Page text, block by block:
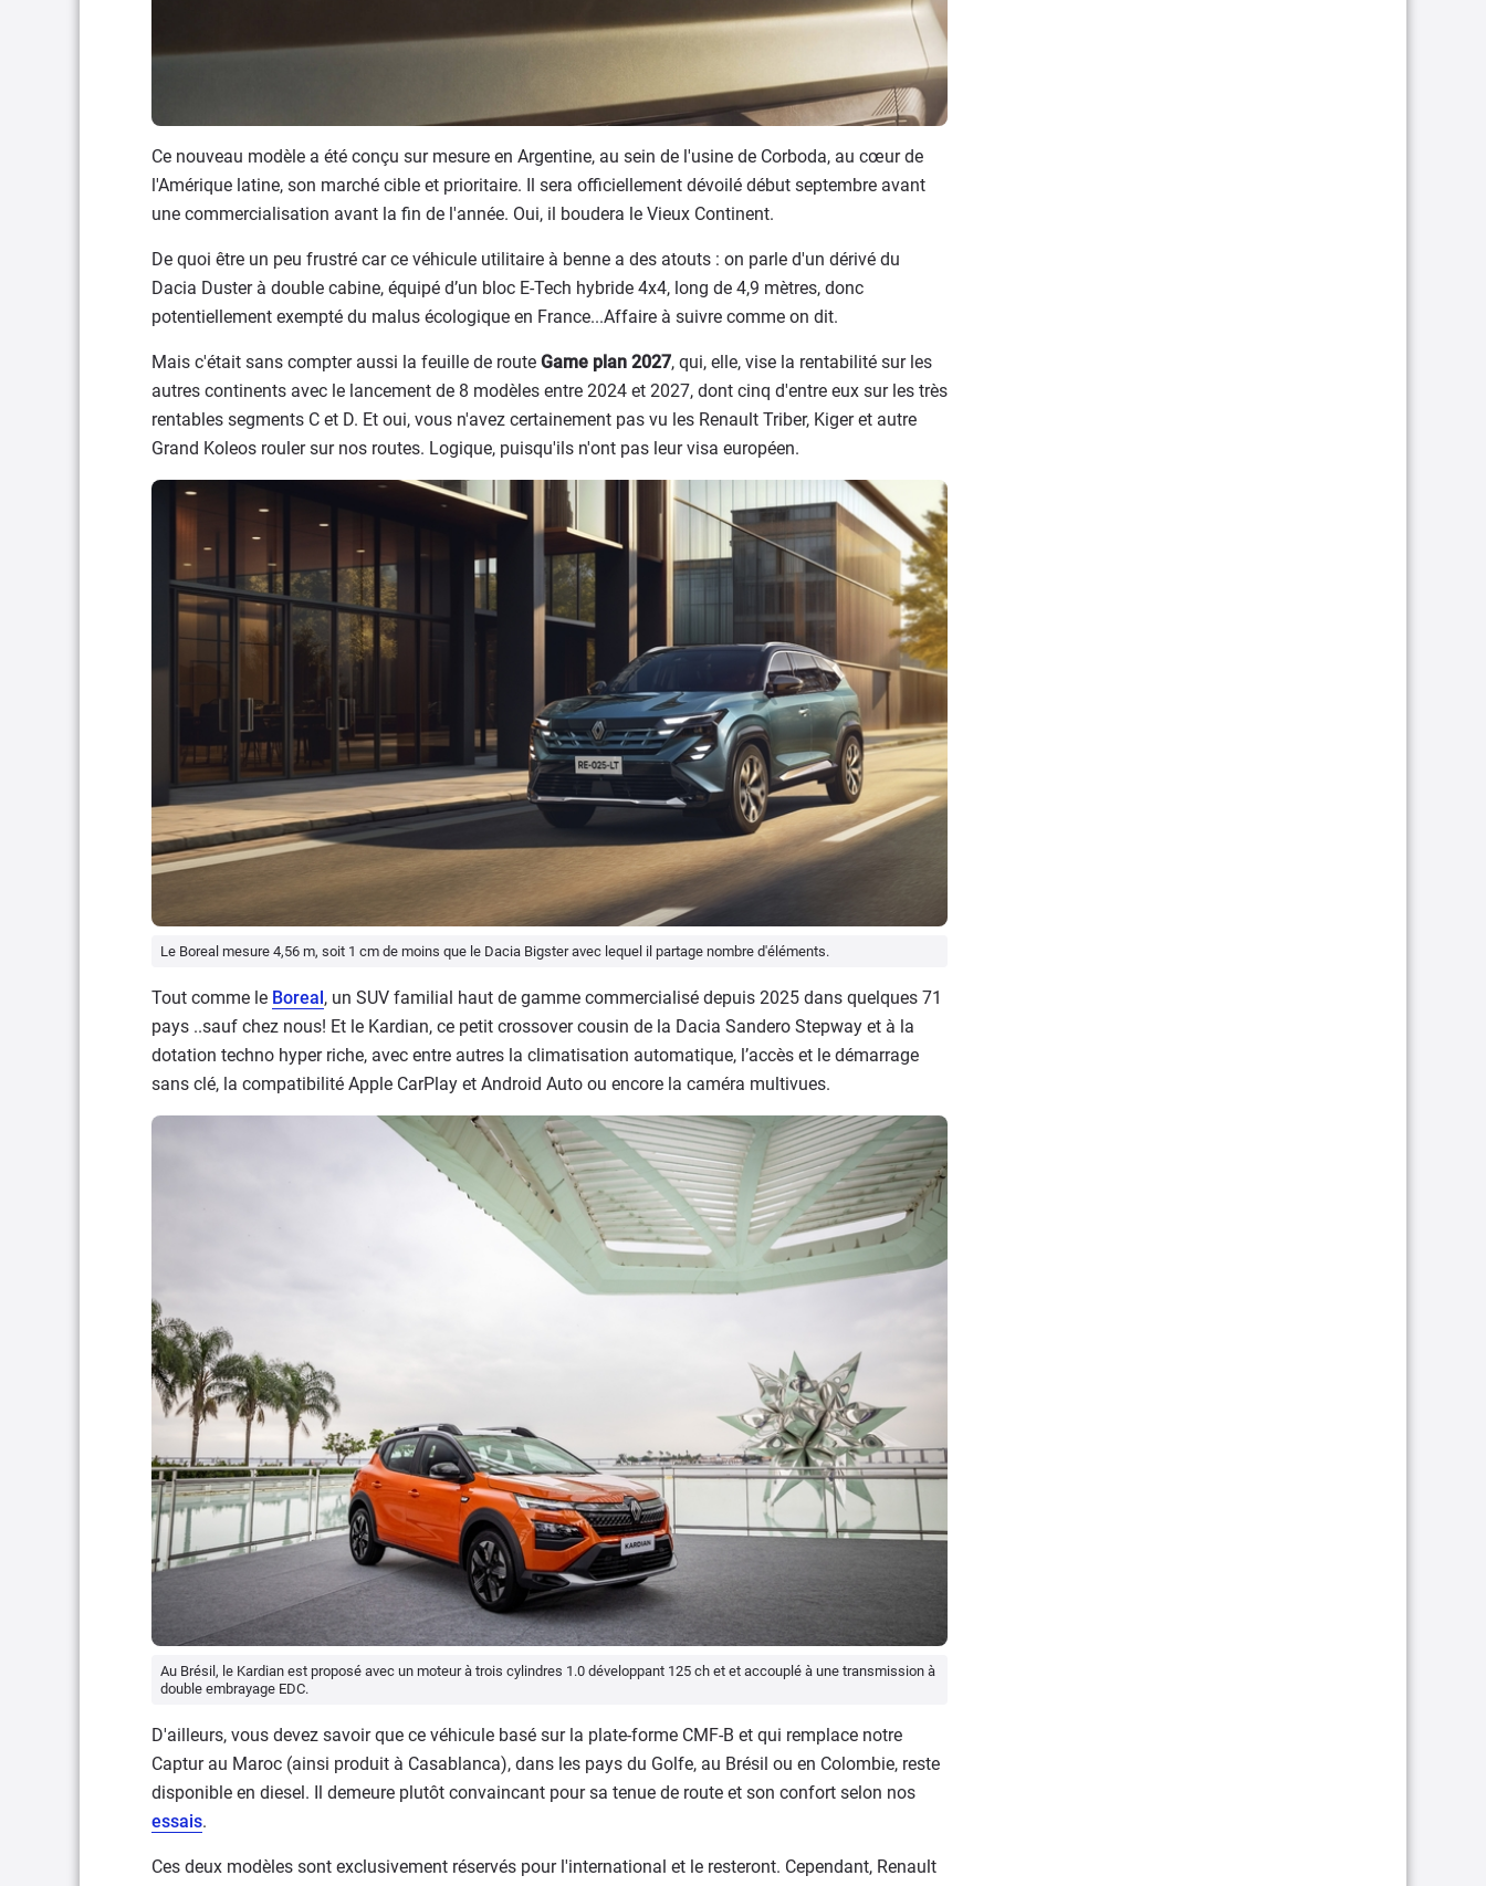
Ce nouveau modèle a été conçu sur mesure en Argentine, au sein de l'usine de Corboda, au cœur de
l'Amérique latine, son marché cible et prioritaire. Il sera officiellement dévoilé début septembre avant
une commercialisation avant la fin de l'année. Oui, il boudera le Vieux Continent.
De quoi être un peu frustré car ce véhicule utilitaire à benne a des atouts : on parle d'un dérivé du
Dacia Duster à double cabine, équipé d’un bloc E-Tech hybride 4x4, long de 4,9 mètres, donc
potentiellement exempté du malus écologique en France...Affaire à suivre comme on dit.
Mais c'était sans compter aussi la feuille de route Game plan 2027, qui, elle, vise la rentabilité sur les
autres continents avec le lancement de 8 modèles entre 2024 et 2027, dont cinq d'entre eux sur les très
rentables segments C et D. Et oui, vous n'avez certainement pas vu les Renault Triber, Kiger et autre
Grand Koleos rouler sur nos routes. Logique, puisqu'ils n'ont pas leur visa européen.
Le Boreal mesure 4,56 m, soit 1 cm de moins que le Dacia Bigster avec lequel il partage nombre d'éléments.
Tout comme le Boreal, un SUV familial haut de gamme commercialisé depuis 2025 dans quelques 71
pays ..sauf chez nous! Et le Kardian, ce petit crossover cousin de la Dacia Sandero Stepway et à la
dotation techno hyper riche, avec entre autres la climatisation automatique, l’accès et le démarrage
sans clé, la compatibilité Apple CarPlay et Android Auto ou encore la caméra multivues.
Au Brésil, le Kardian est proposé avec un moteur à trois cylindres 1.0 développant 125 ch et et accouplé à une transmission à
double embrayage EDC.
D'ailleurs, vous devez savoir que ce véhicule basé sur la plate-forme CMF-B et qui remplace notre
Captur au Maroc (ainsi produit à Casablanca), dans les pays du Golfe, au Brésil ou en Colombie, reste
disponible en diesel. Il demeure plutôt convaincant pour sa tenue de route et son confort selon nos
essais.
Ces deux modèles sont exclusivement réservés pour l'international et le resteront. Cependant, Renault